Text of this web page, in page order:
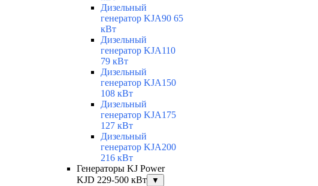
Дизельный
генератор KJA90 65
кВт
Дизельный
генератор KJA110
79 кВт
Дизельный
генератор KJA150
108 кВт
Дизельный
генератор KJA175
127 кВт
Дизельный
генератор KJA200
216 кВт
Генераторы KJ Power
KJD 229-500 кВт
▼